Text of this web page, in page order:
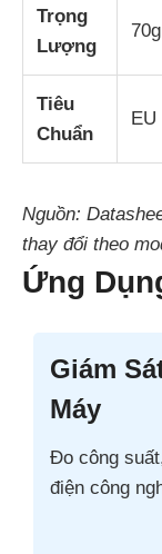
Trọng
Lượng
70g
Tiêu
Chuẩn
EU
Nguồn:
thay đổi theo
Ứng
Giám
Máy
Đo công
điện công